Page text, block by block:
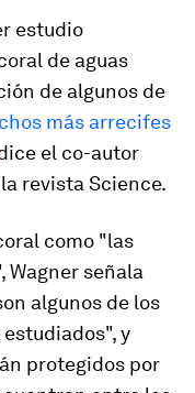
estudio
de aguas
de algunos de
más arrecifes
el co-autor
revista Science.
como "las
Wagner señala
algunos de los
y
protegidos por